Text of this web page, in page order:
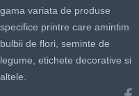
gama variata de produse
specifice printre care amintim
bulbii de flori, seminte de
legume, etichete decorative si
altele.